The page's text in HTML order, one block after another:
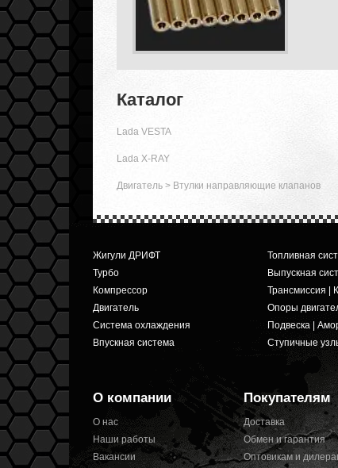
Каталог
Lada VESTA
Lada X-RAY
Двигатель > Втулки направляющие клапанов
Жигули ДРИФТ
Турбо
Компрессор
Двигатель
Система охлаждения
Впускная система
Топливная
Выпускная
Трансмиссия |
Опоры
Подвеска |
Ступичные
О компании
О нас
Наши работы
Вакансии
Покупателям
Доставка
Обмен и гарантия
Оптовикам и